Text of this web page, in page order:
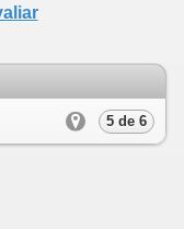
5 de 6
contents